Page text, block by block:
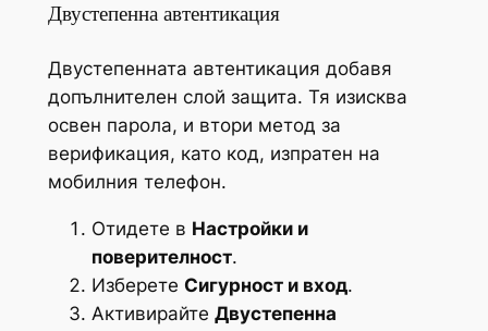
Двустепенна автентикация
Двустепенната автентикация добавя
допълнителен слой защита. Тя изисква
освен парола, и втори метод за
верификация, като код, изпратен на
мобилния телефон.
Отидете в Настройки и
поверителност.
Изберете Сигурност и вход.
Активирайте Двустепенна